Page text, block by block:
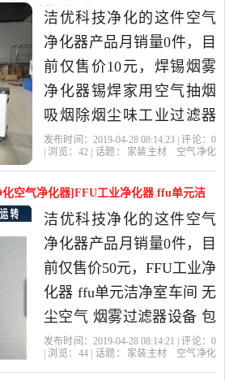
由广东 东莞发货。
除月销量0件仅售10元
洁优科技净化的这件空气
净化器产品月销量0件，目
前仅售价10元，焊锡烟雾
净化器锡焊家用空气抽烟
吸烟除烟尘味工业过滤器
是2019年洁优科技净化精
高的空气净化器，由广东
东莞发货。
发布时间：2019-04-28 08:14:23 | 评论： 0
| 浏览： 42| 话题： 家装主材
空气净化
化空气净化器]FFU工业净化器 ffu单元洁
0件仅售50元洁优科技净化的这件空气
净化器产品月销量0件，目
前仅售价50元，FFU工业净
化器 ffu单元洁净室车间 无
尘空气 烟雾过滤器设备 包
邮是2019年洁优科技净化
发布时间：2019-04-28 08:14:21 | 评论： 0
| 浏览： 44| 话题： 家装主材
空气净化